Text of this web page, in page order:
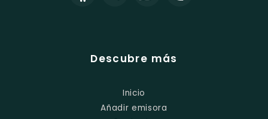
Descubre más
Inicio
Añadir emisora